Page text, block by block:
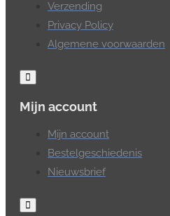
Verzending
Privacy Policy
Algemene voorwaarden
Mijn account
Mijn account
Bestelgeschiedenis
Nieuwsbrief